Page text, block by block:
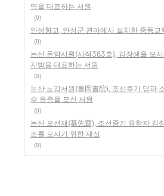
역을 대표하는 서원
(0)
안성향교, 안성군 관아에서 설치한 중등교
(0)
논산 돈암서원(사적383호), 김장생을 모
지방을 대표하는 서원
(0)
논산 노강서원(魯岡書院), 조선후기 당파
수 윤증을 모신 서원
(0)
논산 모선재(慕先齋), 조선중기 유학자 김
조를 모시기 위한 재실
(0)